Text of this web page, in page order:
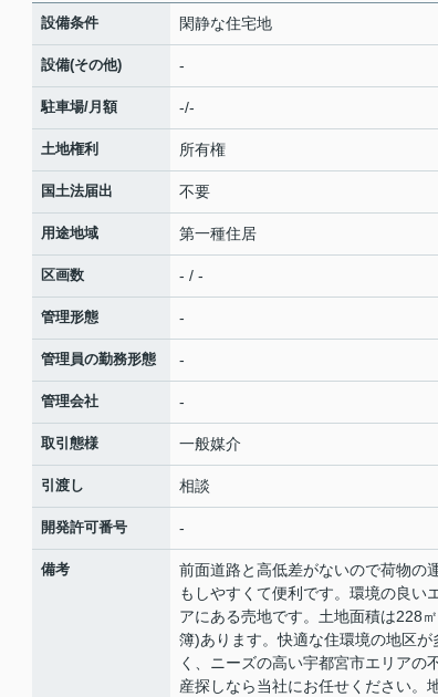
設備条件 閑静な住宅地
設備(その他) -
駐車場/月額 -/-
土地権利 所有権
国土法届出 不要
用途地域 第一種住居
区画数 - / -
管理形態 -
管理員の勤務形態 -
管理会社 -
取引態様 一般媒介
引渡し 相談
開発許可番号 -
備考
前面道路と高低差がないので荷物の
もしやすくて便利です。環境の良い
アにある売地です。土地面積は228
簿)あります。快適な住環境の地区が
く、ニーズの高い宇都宮市エリアの
産探しなら当社にお任せください。